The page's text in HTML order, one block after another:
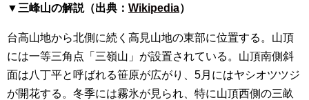
▼三峰山の解説（出典： Wikipedia）
台高山地から北側に続く高見山地の東部に位置する。山頂
には一等三角点「三嶺山」が設置されている。山頂南側斜
面は八丁平と呼ばれる笹原が広がり、5月にはヤシオツツジ
が開花する。冬季には霧氷が見られ、特に山頂西側の三畝